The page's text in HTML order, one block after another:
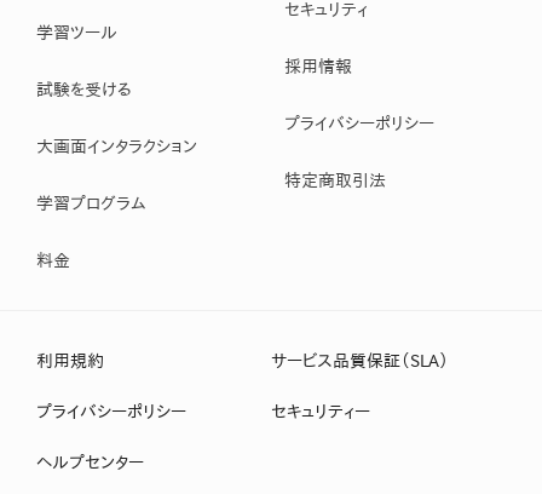
学習ツール
試験を受ける
大画面インタラクション
学習プログラム
料金
セキュリティ
採用情報
プライバシーポリシー
特定商取引法
利用規約 サービス品質保証（SLA）
プライバシーポリシー セキュリティー
ヘルプセンター